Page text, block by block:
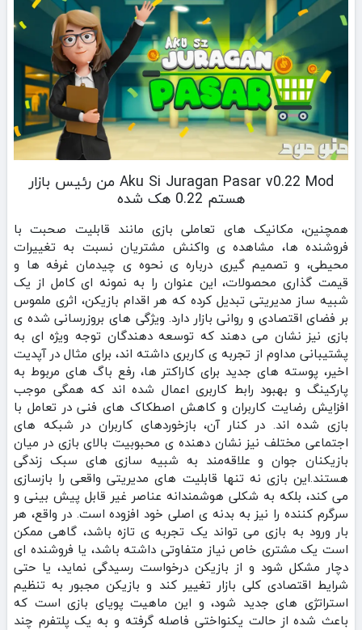
Aku Si Juragan Pasar v0.22 Mod من رئیس بازار
هستم 0.22 هک شده
همچنین، مکانیک‌ های تعاملی بازی مانند قابلیت صحبت با
فروشنده‌ ها، مشاهده‌ ی واکنش مشتریان نسبت به تغییرات
محیطی، و تصمیم‌ گیری درباره‌ ی نحوه‌ ی چیدمان غرفه‌ ها و
قیمت‌ گذاری محصولات، این عنوان را به نمونه‌ ای کامل از یک
شبیه‌ ساز مدیریتی تبدیل کرده که هر اقدام بازیکن، اثری ملموس
بر فضای اقتصادی و روانی بازار دارد. ویژگی‌ های بروزرسانی‌ شده‌ ی
بازی نیز نشان می‌ دهند که توسعه‌ دهندگان توجه ویژه‌ ای به
پشتیبانی مداوم از تجربه‌ ی کاربری داشته‌ اند، برای مثال در آپدیت
اخیر، پوسته‌ های جدید برای کاراکتر ها، رفع باگ‌ های مربوط به
پارکینگ و بهبود رابط کاربری اعمال شده‌ اند که همگی موجب
افزایش رضایت کاربران و کاهش اصطکاک‌ های فنی در تعامل با
بازی شده‌ اند. در کنار آن، بازخوردهای کاربران در شبکه‌ های
اجتماعی مختلف نیز نشان‌ دهنده‌ ی محبوبیت بالای بازی در میان
بازیکنان جوان و علاقه‌مند به شبیه‌ سازی‌ های سبک زندگی
هستند.این بازی نه‌ تنها قابلیت‌ های مدیریتی واقعی را بازسازی
می‌ کند، بلکه به‌ شکلی هوشمندانه عناصر غیر قابل‌ پیش‌ بینی و
سرگرم‌ کننده را نیز به بدنه‌ ی اصلی خود افزوده است. در واقع، هر
بار ورود به بازی می‌ تواند یک تجربه‌ ی تازه باشد، گاهی ممکن
است یک مشتری خاص نیاز متفاوتی داشته باشد، یا فروشنده‌ ای
دچار مشکل شود و از بازیکن درخواست رسیدگی نماید، یا حتی
شرایط اقتصادی کلی بازار تغییر کند و بازیکن مجبور به تنظیم
استراتژی‌ های جدید شود، و این ماهیت پویای بازی است که
باعث شده از حالت یکنواختی فاصله گرفته و به یک پلتفرم چند